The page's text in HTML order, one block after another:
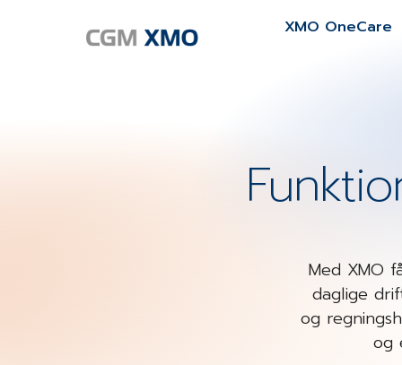
XMO OneCare
Med XMO
daglige
og
og